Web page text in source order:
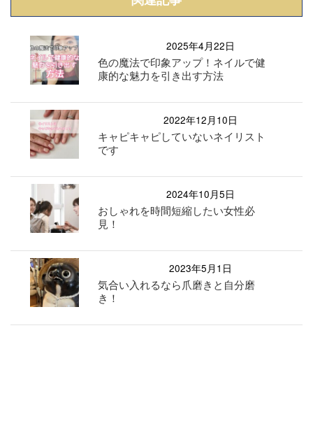
2025年4月22日
色の魔法で印象アップ！ネイルで健
康的な魅力を引き出す方法
2022年12月10日
キャピキャピしていないネイリスト
です
2024年10月5日
おしゃれを時間短縮したい女性必
見！
2023年5月1日
気合い入れるなら爪磨きと自分磨
き！